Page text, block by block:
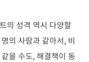
의 성격 역시 다양할
의 사람과 같아서, 비
을 수도, 해결책이 동